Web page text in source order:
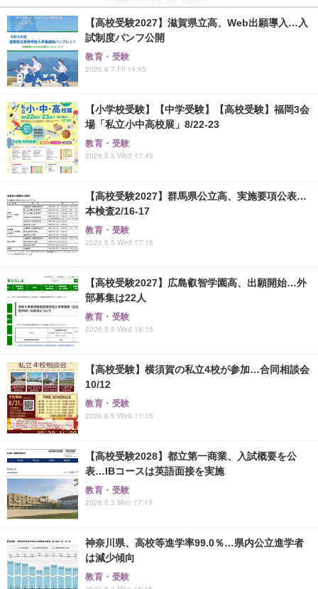
【高校受験2027】滋賀県立高、Web出願導入…入
試制度パンフ公開
教育・受験
2026.8.7 Fri 14:45
【小学校受験】【中学受験】【高校受験】福岡3会
場「私立小中高校展」8/22-23
教育・受験
2026.8.5 Wed 17:45
【高校受験2027】群馬県公立高、実施要項公表…
本検査2/16-17
教育・受験
2026.8.5 Wed 17:15
【高校受験2027】広島叡智学園高、出願開始…外
部募集は22人
教育・受験
2026.8.5 Wed 16:15
【高校受験】横須賀の私立4校が参加…合同相談会
10/12
教育・受験
2026.8.5 Wed 11:15
【高校受験2028】都立第一商業、入試概要を公
表…IBコースは英語面接を実施
教育・受験
2026.8.3 Mon 17:15
神奈川県、高校等進学率99.0％…県内公立進学者
は減少傾向
教育・受験